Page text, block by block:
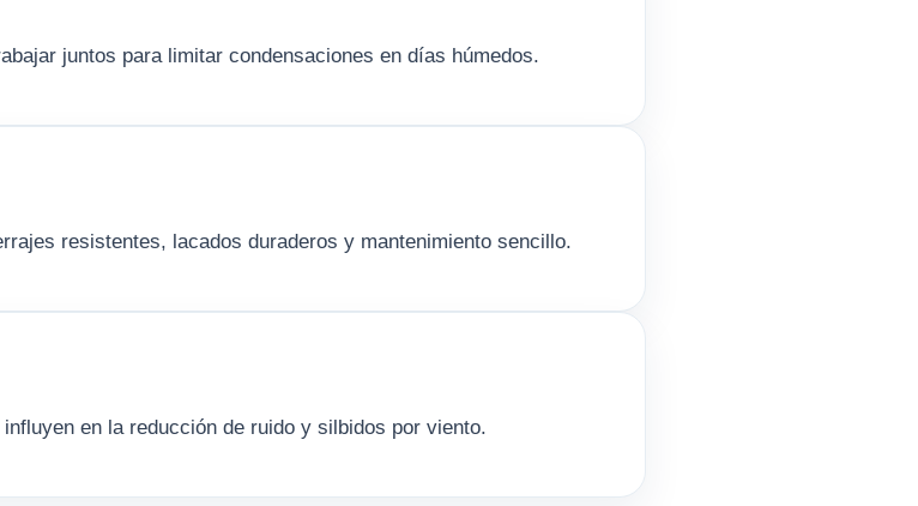
juntos para limitar condensaciones en días húmedos.
resistentes, lacados duraderos y mantenimiento sencillo.
en la reducción de ruido y silbidos por viento.